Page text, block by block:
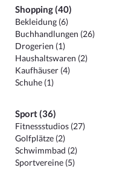
Shopping (40)
Bekleidung (6)
Buchhandlungen (26)
Drogerien (1)
Haushaltswaren (2)
Kaufhäuser (4)
Schuhe (1)
Sport (36)
Fitnessstudios (27)
Golfplätze (2)
Schwimmbad (2)
Sportvereine (5)